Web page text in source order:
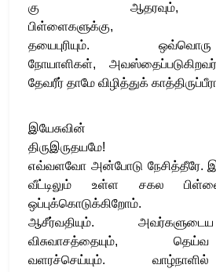
கு ஆதரவும்
பிள்ளைகளுக்கு
தயைபுரியும்.
நோயாளிகள்,
தேவரீர் தாமே விழித்துக்
இயேசுவின்
திருஇருதயமே
எவ்வளவோ அன்போடு நேசித்தீரே.
வீட்டிலும் உள்ள சகல
ஒப்புக்கொடுக்கிறோம்
ஆசீர்வதியும்.
விசுவாசத்தையும்,
வளரச்செய்யும்.